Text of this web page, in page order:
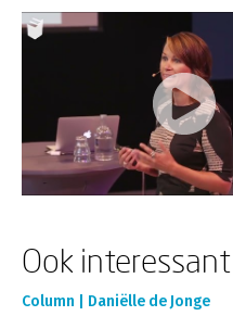
Ook interessant
Column | Daniëlle de Jonge